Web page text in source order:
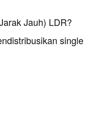
Jauh) LDR?
single